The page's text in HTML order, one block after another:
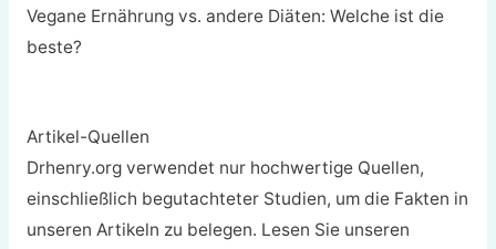
Vegane Ernährung vs. andere Diäten: Welche ist die
beste?
Artikel-Quellen
Drhenry.org verwendet nur hochwertige Quellen,
einschließlich begutachteter Studien, um die Fakten in
unseren Artikeln zu belegen. Lesen Sie unseren